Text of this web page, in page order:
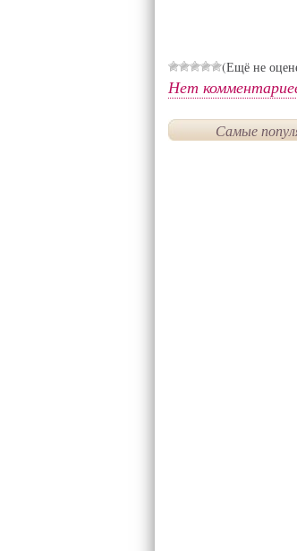
(Ещё не
Нет
Самые